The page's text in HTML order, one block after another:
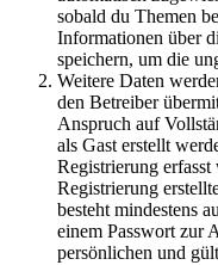
sobald du Themen
Informationen über
speichern, um die
Weitere Daten
den Betreiber
Anspruch auf
als Gast erstellt
Registrierung
Registrierung
besteht mindestens
einem Passwort zur
persönlichen und